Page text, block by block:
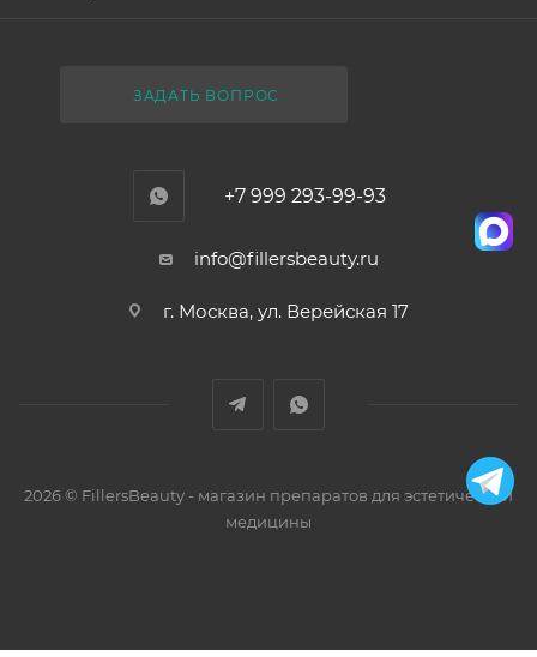
ЗАДАТЬ ВОПРОС
+7 999 293-99-93
info@fillersbeauty.ru
г. Москва, ул. Верейская 17
2026 © FillersBeauty - магазин препаратов для эстетической
медицины